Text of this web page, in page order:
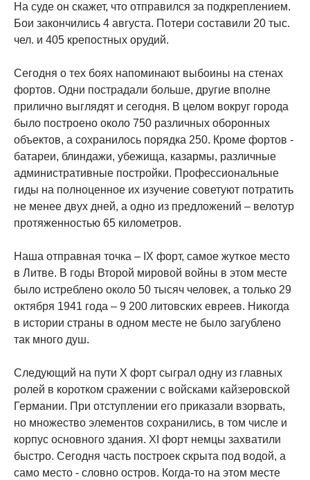
На суде он скажет, что отправился за подкреплением.
Бои закончились 4 августа. Потери составили 20 тыс.
чел. и 405 крепостных орудий.
Сегодня о тех боях напоминают выбоины на стенах
фортов. Одни пострадали больше, другие вполне
прилично выглядят и сегодня. В целом вокруг города
было построено около 750 различных оборонных
объектов, а сохранилось порядка 250. Кроме фортов -
батареи, блиндажи, убежища, казармы, различные
административные постройки. Профессиональные
гиды на полноценное их изучение советуют потратить
не менее двух дней, а одно из предложений – велотур
протяженностью 65 километров.
Наша отправная точка – IX форт, самое жуткое место
в Литве. В годы Второй мировой войны в этом месте
было истреблено около 50 тысяч человек, а только 29
октября 1941 года – 9 200 литовских евреев. Никогда
в истории страны в одном месте не было загублено
так много душ.
Следующий на пути X форт сыграл одну из главных
ролей в коротком сражении с войсками кайзеровской
Германии. При отступлении его приказали взорвать,
но множество элементов сохранились, в том числе и
корпус основного здания. XI форт немцы захватили
быстро. Сегодня часть построек скрыта под водой, а
само место - словно остров. Когда-то на этом месте